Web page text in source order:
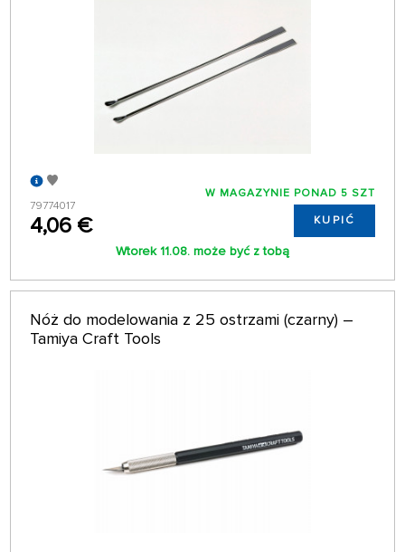
79774017
4,06 €
W MAGAZYNIE PONAD 5 SZT
KUPIĆ
Wtorek 11.08. może być z tobą
Nóż do modelowania z 25 ostrzami (czarny) –
Tamiya Craft Tools